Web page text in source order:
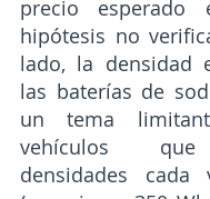
precio esperado
hipótesis no
lado, la densidad
las baterías de
un tema
vehículos que
densidades cada